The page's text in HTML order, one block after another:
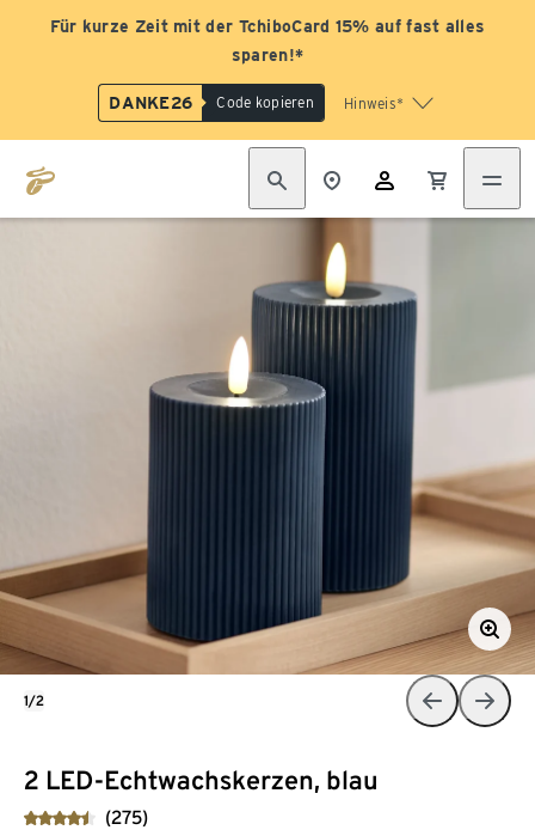
Für kurze Zeit mit der TchiboCard 15% auf fast alles
sparen!*
DANKE26 Code kopieren Hinweis*
2 LED-Echtwachskerzen, blau
(275)
1/2